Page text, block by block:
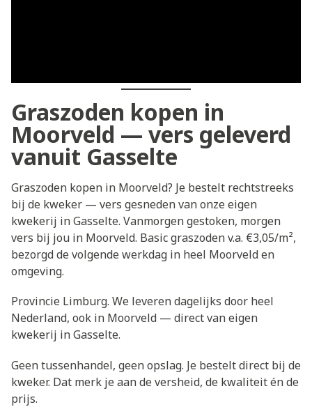
Graszoden kopen in
Moorveld — vers geleverd
vanuit Gasselte
Graszoden kopen in Moorveld? Je bestelt rechtstreeks
bij de kweker — vers gesneden van onze eigen
kwekerij in Gasselte. Vanmorgen gestoken, morgen
vers bij jou in Moorveld. Basic graszoden v.a. €3,05/m²,
bezorgd de volgende werkdag in heel Moorveld en
omgeving.
Provincie Limburg. We leveren dagelijks door heel
Nederland, ook in Moorveld — direct van eigen
kwekerij in Gasselte.
Geen tussenhandel, geen opslag. Je bestelt direct bij de
kweker. Dat merk je aan de versheid, de kwaliteit én de
prijs.